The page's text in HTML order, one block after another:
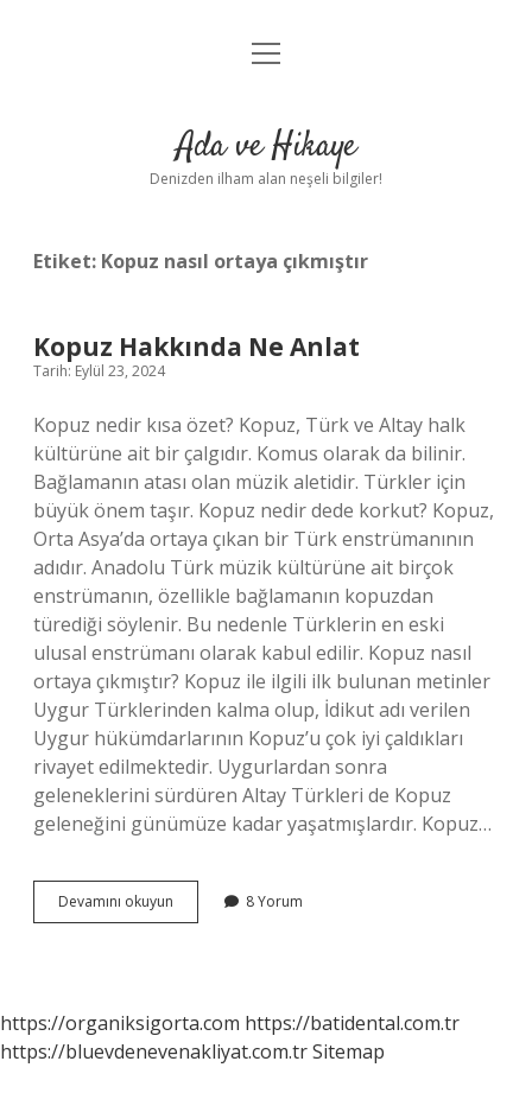
Anasayfa
Yasal Uyarı
menüyü
Ada ve Hikaye
Denizden ilham alan neşeli bilgiler!
Etiket: Kopuz nasıl ortaya çıkmıştır
Kopuz Hakkında Ne Anlat
Tarih: Eylül 23, 2024
Kopuz nedir kısa özet? Kopuz, Türk ve Altay halk
kültürüne ait bir çalgıdır. Komus olarak da bilinir.
Bağlamanın atası olan müzik aletidir. Türkler için
büyük önem taşır. Kopuz nedir dede korkut? Kopuz,
Orta Asya’da ortaya çıkan bir Türk enstrümanının
adıdır. Anadolu Türk müzik kültürüne ait birçok
enstrümanın, özellikle bağlamanın kopuzdan
türediği söylenir. Bu nedenle Türklerin en eski
ulusal enstrümanı olarak kabul edilir. Kopuz nasıl
ortaya çıkmıştır? Kopuz ile ilgili ilk bulunan metinler
Uygur Türklerinden kalma olup, İdikut adı verilen
Uygur hükümdarlarının Kopuz’u çok iyi çaldıkları
rivayet edilmektedir. Uygurlardan sonra
geleneklerini sürdüren Altay Türkleri de Kopuz
geleneğini günümüze kadar yaşatmışlardır. Kopuz…
Devamını okuyun
Hakkında
8 Yorum
https://organiksigorta.com https://batidental.com.tr
https://bluevdenevenakliyat.com.trSitemap